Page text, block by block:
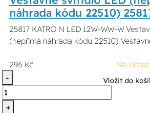
náhrada kódu 22510)
25817 KATRO N LED 12W-WW-W
(nepřímá náhrada kódu 22510)
296 Kč
Na dotaz
-
+
Vložit do